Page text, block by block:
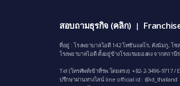
สอบถามธุรกิจ (คลิก) |
ที่อยู่ : โรงพยาบาลไอดี 142 โทซันแดโร, คังนัมกู, โซล
โรงพยาบาลไอดี ตั้งอยู่ข้างโรงแรมยองดง จากสถา
Tel (โทรศัพท์เข้าที่รพ.โดยตรง): +82-2-3496-9717 /
ปรึกษาผ่านทางไลน์ line official id : @id_thailand